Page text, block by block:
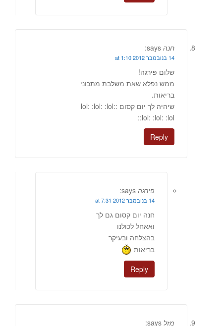
חנה says:
14 בנובמבר 2012 at 1:10
שלום פירגה!
ממש נפלא שאת משלבת מתכוני
בריאות.
שיהיה לך יום קסום :lol: :lol: :lol:
:lol: :lol: :lol:
Reply
פירגה says:
14 בנובמבר 2012 at 7:31
חנה יום קסום גם לך
ואאחל לכולנו
בהצלחה ובעיקר
בריאות
Reply
מזל says: